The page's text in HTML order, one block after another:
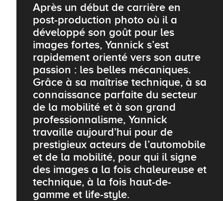
Après un début de carrière en
post-production photo où il a
développé son goût pour les
images fortes, Yannick s’est
rapidement orienté vers son autre
passion : les belles mécaniques.
Grâce à sa maîtrise technique, à sa
connaissance parfaite du secteur
de la mobilité et à son grand
professionnalisme, Yannick
travaille aujourd’hui pour de
prestigieux acteurs de l’automobile
et de la mobilité, pour qui il signe
des images a la fois chaleureuse et
technique, à la fois haut-de-
gamme et life-style.